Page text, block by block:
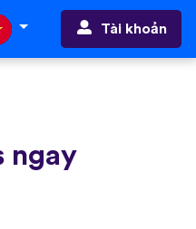
Tài khoản
ngay